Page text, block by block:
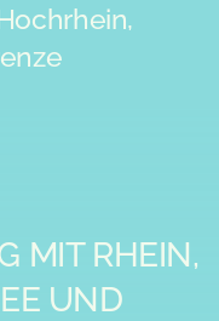
MIT RHEIN,
UND